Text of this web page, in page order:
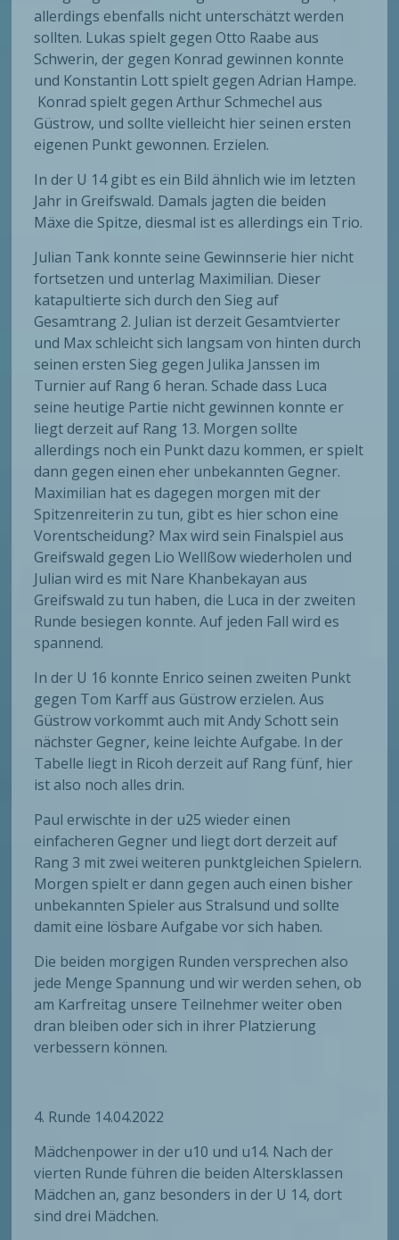
allerdings ebenfalls nicht unterschätzt werden
sollten. Lukas spielt gegen Otto Raabe aus
Schwerin, der gegen Konrad gewinnen konnte
und Konstantin Lott spielt gegen Adrian Hampe.
Konrad spielt gegen Arthur Schmechel aus
Güstrow, und sollte vielleicht hier seinen ersten
eigenen Punkt gewonnen. Erzielen.
In der U 14 gibt es ein Bild ähnlich wie im letzten
Jahr in Greifswald. Damals jagten die beiden
Mäxe die Spitze, diesmal ist es allerdings ein Trio.
Julian Tank konnte seine Gewinnserie hier nicht
fortsetzen und unterlag Maximilian. Dieser
katapultierte sich durch den Sieg auf
Gesamtrang 2. Julian ist derzeit Gesamtvierter
und Max schleicht sich langsam von hinten durch
seinen ersten Sieg gegen Julika Janssen im
Turnier auf Rang 6 heran. Schade dass Luca
seine heutige Partie nicht gewinnen konnte er
liegt derzeit auf Rang 13. Morgen sollte
allerdings noch ein Punkt dazu kommen, er spielt
dann gegen einen eher unbekannten Gegner.
Maximilian hat es dagegen morgen mit der
Spitzenreiterin zu tun, gibt es hier schon eine
Vorentscheidung? Max wird sein Finalspiel aus
Greifswald gegen Lio Wellßow wiederholen und
Julian wird es mit Nare Khanbekayan aus
Greifswald zu tun haben, die Luca in der zweiten
Runde besiegen konnte. Auf jeden Fall wird es
spannend.
In der U 16 konnte Enrico seinen zweiten Punkt
gegen Tom Karff aus Güstrow erzielen. Aus
Güstrow vorkommt auch mit Andy Schott sein
nächster Gegner, keine leichte Aufgabe. In der
Tabelle liegt in Ricoh derzeit auf Rang fünf, hier
ist also noch alles drin.
Paul erwischte in der u25 wieder einen
einfacheren Gegner und liegt dort derzeit auf
Rang 3 mit zwei weiteren punktgleichen Spielern.
Morgen spielt er dann gegen auch einen bisher
unbekannten Spieler aus Stralsund und sollte
damit eine lösbare Aufgabe vor sich haben.
Die beiden morgigen Runden versprechen also
jede Menge Spannung und wir werden sehen, ob
am Karfreitag unsere Teilnehmer weiter oben
dran bleiben oder sich in ihrer Platzierung
verbessern können.
4. Runde 14.04.2022
Mädchenpower in der u10 und u14. Nach der
vierten Runde führen die beiden Altersklassen
Mädchen an, ganz besonders in der U 14, dort
sind drei Mädchen.